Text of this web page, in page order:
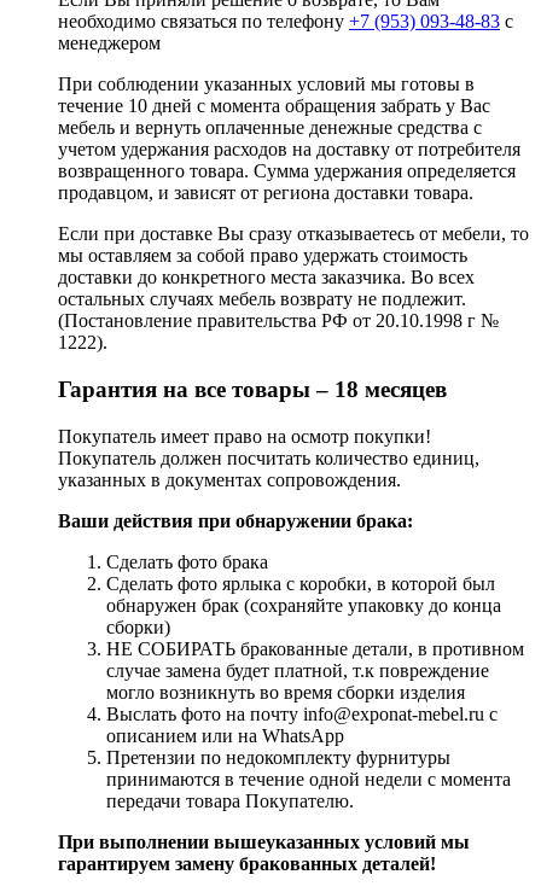
необходимо связаться по телефону +7 (953) 093-48-83 с
менеджером
При соблюдении указанных условий мы готовы в
течение 10 дней с момента обращения забрать у Вас
мебель и вернуть оплаченные денежные средства с
учетом удержания расходов на доставку от потребителя
возвращенного товара. Сумма удержания определяется
продавцом, и зависят от региона доставки товара.
Если при доставке Вы сразу отказываетесь от мебели, то
мы оставляем за собой право удержать стоимость
доставки до конкретного места заказчика. Во всех
остальных случаях мебель возврату не подлежит.
(Постановление правительства РФ от 20.10.1998 г №
1222).
Гарантия на все товары – 18 месяцев
Покупатель имеет право на осмотр покупки!
Покупатель должен посчитать количество единиц,
указанных в документах сопровождения.
Ваши действия при обнаружении брака:
Сделать фото брака
Сделать фото ярлыка с коробки, в которой был
обнаружен брак (сохраняйте упаковку до конца
сборки)
НЕ СОБИРАТЬ бракованные детали, в противном
случае замена будет платной, т.к повреждение
могло возникнуть во время сборки изделия
Выслать фото на почту info@exponat-mebel.ru с
описанием или на WhatsApp
Претензии по недокомплекту фурнитуры
принимаются в течение одной недели с момента
передачи товара Покупателю.
При выполнении вышеуказанных условий мы
гарантируем замену бракованных деталей!